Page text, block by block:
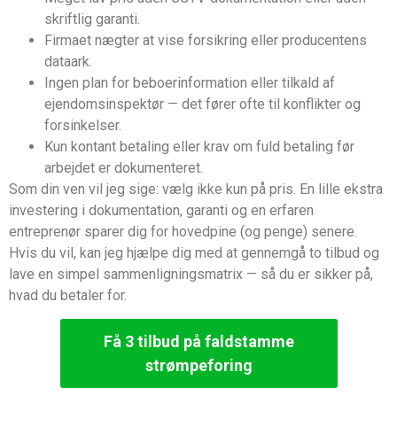
skriftlig garanti.
Firmaet nægter at vise forsikring eller producentens
dataark.
Ingen plan for beboerinformation eller tilkald af
ejendomsinspektør — det fører ofte til konflikter og
forsinkelser.
Kun kontant betaling eller krav om fuld betaling før
arbejdet er dokumenteret.
Som din ven vil jeg sige: vælg ikke kun på pris. En lille ekstra
investering i dokumentation, garanti og en erfaren
entreprenør sparer dig for hovedpine (og penge) senere.
Hvis du vil, kan jeg hjælpe dig med at gennemgå to tilbud og
lave en simpel sammenligningsmatrix — så du er sikker på,
hvad du betaler for.
Få 3 tilbud på faldstamme
strømpeforing